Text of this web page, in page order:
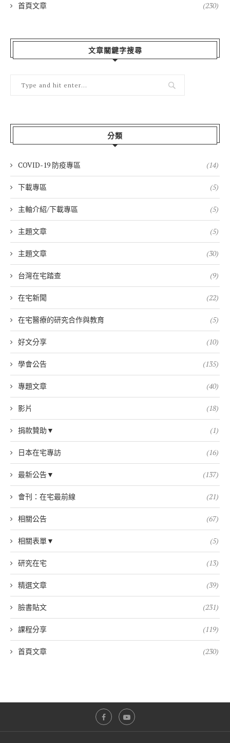
首頁文章 (230)
文章關鍵字搜尋
分類
COVID-19 防疫專區 (14)
下載專區 (5)
主軸介紹/下載專區 (5)
主題文章 (5)
主題文章 (30)
台灣在宅踏查 (9)
在宅新聞 (22)
在宅醫療的研究合作與教育 (5)
好文分享 (10)
學會公告 (135)
專題文章 (40)
影片 (18)
捐款贊助▼ (1)
日本在宅專訪 (16)
最新公告▼ (137)
會刊：在宅最前線 (21)
相關公告 (67)
相關表單▼ (5)
研究在宅 (13)
精選文章 (39)
臉書貼文 (231)
課程分享 (119)
首頁文章 (230)